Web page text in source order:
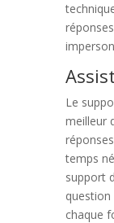
Le
meilleur
temps
support
chaque